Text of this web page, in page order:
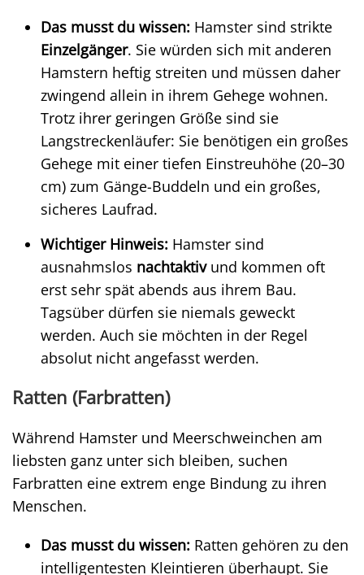
Das musst du wissen: Hamster sind strikte
Einzelgänger. Sie würden sich mit anderen
Hamstern heftig streiten und müssen daher
zwingend allein in ihrem Gehege wohnen.
Trotz ihrer geringen Größe sind sie
Langstreckenläufer: Sie benötigen ein großes
Gehege mit einer tiefen Einstreuhöhe (20–30
cm) zum Gänge-Buddeln und ein großes,
sicheres Laufrad.
Wichtiger Hinweis: Hamster sind
ausnahmslos nachtaktivund kommen oft
erst sehr spät abends aus ihrem Bau.
Tagsüber dürfen sie niemals geweckt
werden. Auch sie möchten in der Regel
absolut nicht angefasst werden.
Ratten (Farbratten)
Während Hamster und Meerschweinchen am
liebsten ganz unter sich bleiben, suchen
Farbratten eine extrem enge Bindung zu ihren
Menschen.
Das musst du wissen: Ratten gehören zu den
intelligentesten Kleintieren überhaupt. Sie